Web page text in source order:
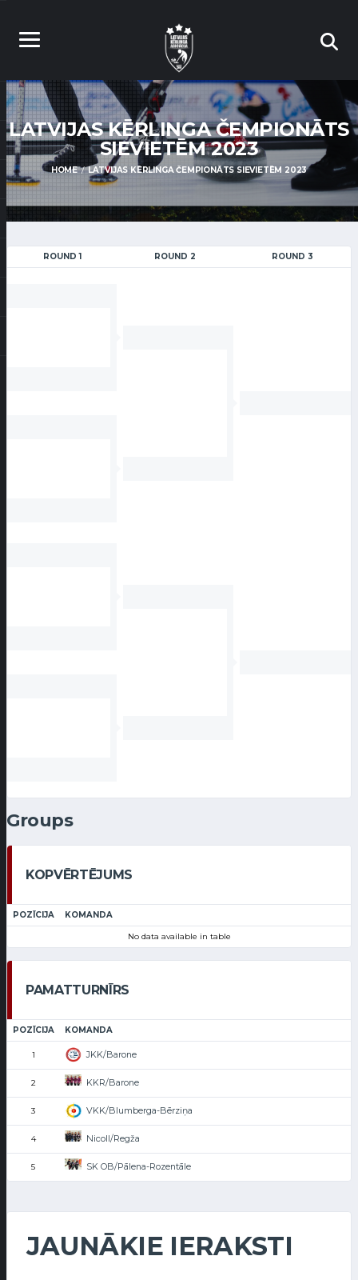
LATVIJAS KĒRLINGA ČEMPIONĀTS
SIEVIETĒM 2023
HOME LATVIJAS KĒRLINGA ČEMPIONĀTS SIEVIETĒM 2023
ROUND 1 ROUND 2 ROUND 3
Groups
KOPVĒRTĒJUMS
POZĪCIJA KOMANDA
No data available in table
PAMATTURNĪRS
POZĪCIJA KOMANDA
1 JKK/Barone
2 KKR/Barone
3 VKK/Blumberga-Bērziņa
4 Nicoll/Regža
5 SK OB/Pālena-Rozentāle
JAUNĀKIE IERAKSTI